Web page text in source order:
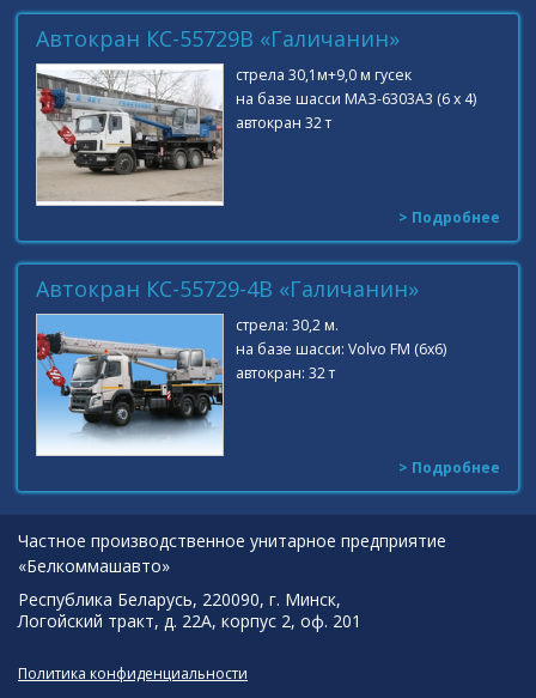
Автокран КС-55729B «Галичанин»
стрела 30,1м+9,0 м гусек
на базе шасси МАЗ-6303А3 (6 х 4)
автокран 32 т
> Подробнее
Автокран КС-55729-4B «Галичанин»
стрела: 30,2 м.
на базе шасси: Volvo FM (6x6)
автокран: 32 т
> Подробнее
Частное производственное унитарное предприятие
«Белкоммашавто»
Республика Беларусь, 220090, г. Минск,
Логойский тракт, д. 22А, корпус 2, оф. 201
Политика конфиденциальности